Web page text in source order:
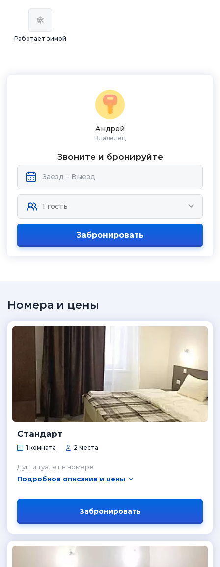
Работает зимой
Андрей
Владелец
Звоните и бронируйте
Забронировать
Номера и цены
Стандарт
1 комната 2 места
Душ и туалет в номере
Подробное описание и цены
Забронировать